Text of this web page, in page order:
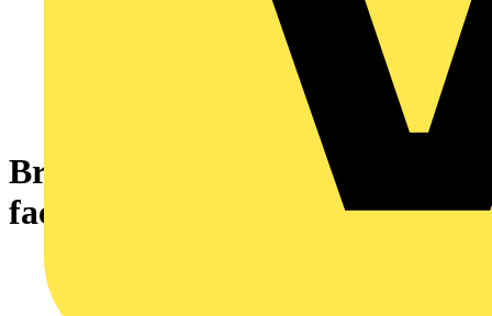
Brücker,2-
fach,isoliert,lichtgrau